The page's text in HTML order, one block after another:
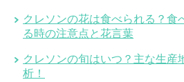
クレソンの花は食べられる？食
る時の注意点と花言葉
クレソンの旬はいつ？主な生産
析！